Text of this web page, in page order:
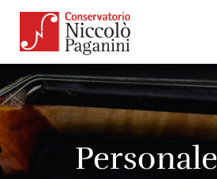
contenuto